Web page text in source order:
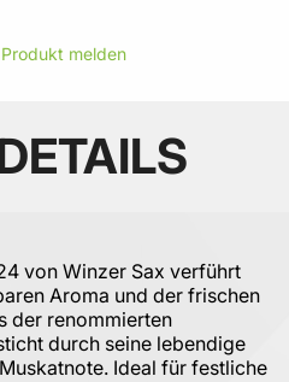
melden
von Winzer Sax verführt
Aroma und der frischen
der renommierten
durch seine lebendige
Ideal für festliche